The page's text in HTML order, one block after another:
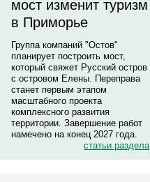
мост изменит туризм
в Приморье
Группа компаний "Остов"
планирует построить мост,
который свяжет Русский остров
с островом Елены. Переправа
станет первым этапом
масштабного проекта
комплексного развития
территории. Завершение работ
намечено на конец 2027 года.
статьи раздела